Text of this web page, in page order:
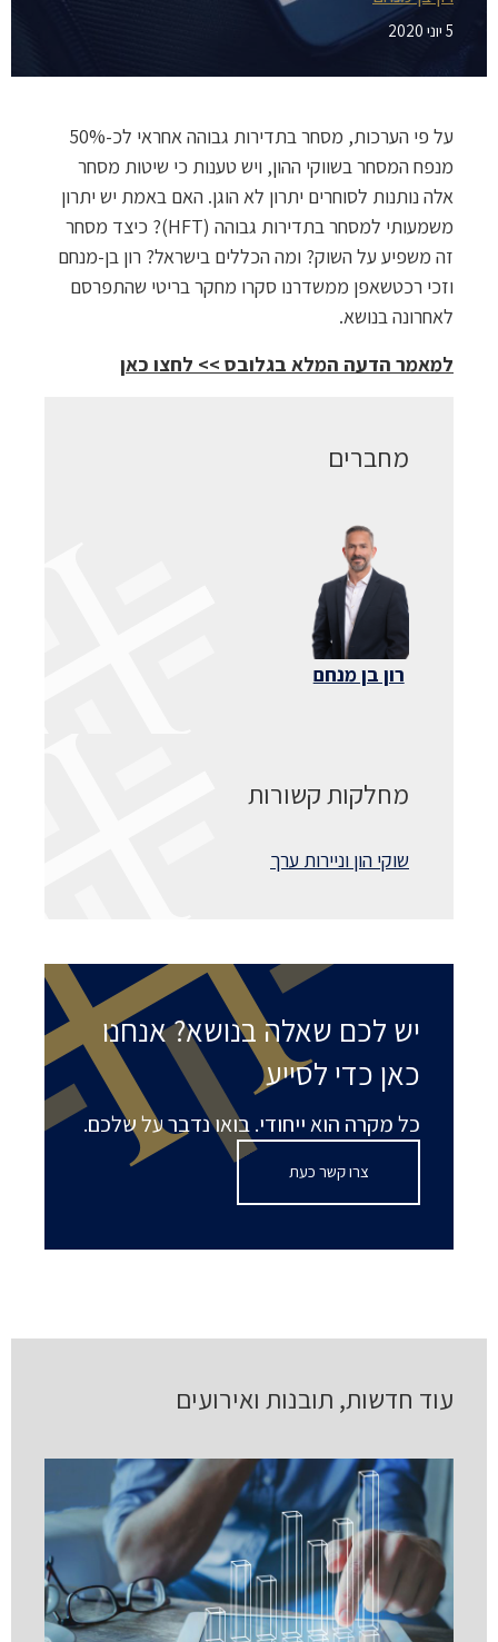
5 יוני 2020
על פי הערכות, מסחר בתדירות גבוהה אחראי לכ-50%
מנפח המסחר בשווקי ההון, ויש טענות כי שיטות מסחר
אלה נותנות לסוחרים יתרון לא הוגן. האם באמת יש יתרון
משמעותי למסחר בתדירות גבוהה (HFT)? כיצד מסחר
זה משפיע על השוק? ומה הכללים בישראל? רון בן-מנחם
וזכי רכטשאפן ממשדרנו סקרו מחקר בריטי שהתפרסם
לאחרונה בנושא.
למאמר הדעה המלא בגלובס >> לחצו כאן
מחברים
רון בן מנחם
מחלקות קשורות
שוקי הון וניירות ערך
יש לכם שאלה בנושא? אנחנו
כאן כדי לסייע
כל מקרה הוא ייחודי. בואו נדבר על שלכם.
צרו קשר כעת
עוד חדשות, תובנות ואירועים